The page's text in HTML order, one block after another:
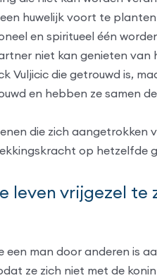
huwelijk voort te
en spiritueel één
niet kan genieten
Vuljicic die getrouwd is,
en hebben ze samen
die zich
op hetzelfde
leven vrijgezel
man door anderen is
ze zich niet met de